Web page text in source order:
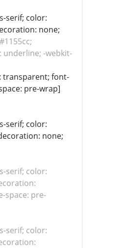
serif; color:
none;
-webkit-
transparent; font-
pre-wrap]
serif; color:
none;
serif; color:
space: pre-
serif; color: